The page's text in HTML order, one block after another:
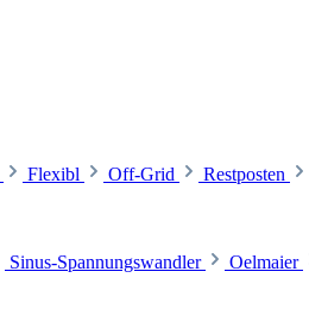
Flexibl Off-Grid
Restposten
Sinus-Spannungswandler
Oelmaier